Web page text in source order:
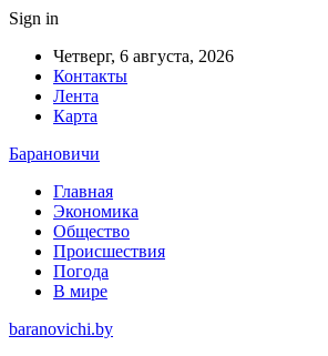
Sign in
Четверг, 6 августа, 2026
Контакты
Лента
Карта
Барановичи
Главная
Экономика
Общество
Происшествия
Погода
В мире
baranovichi.by